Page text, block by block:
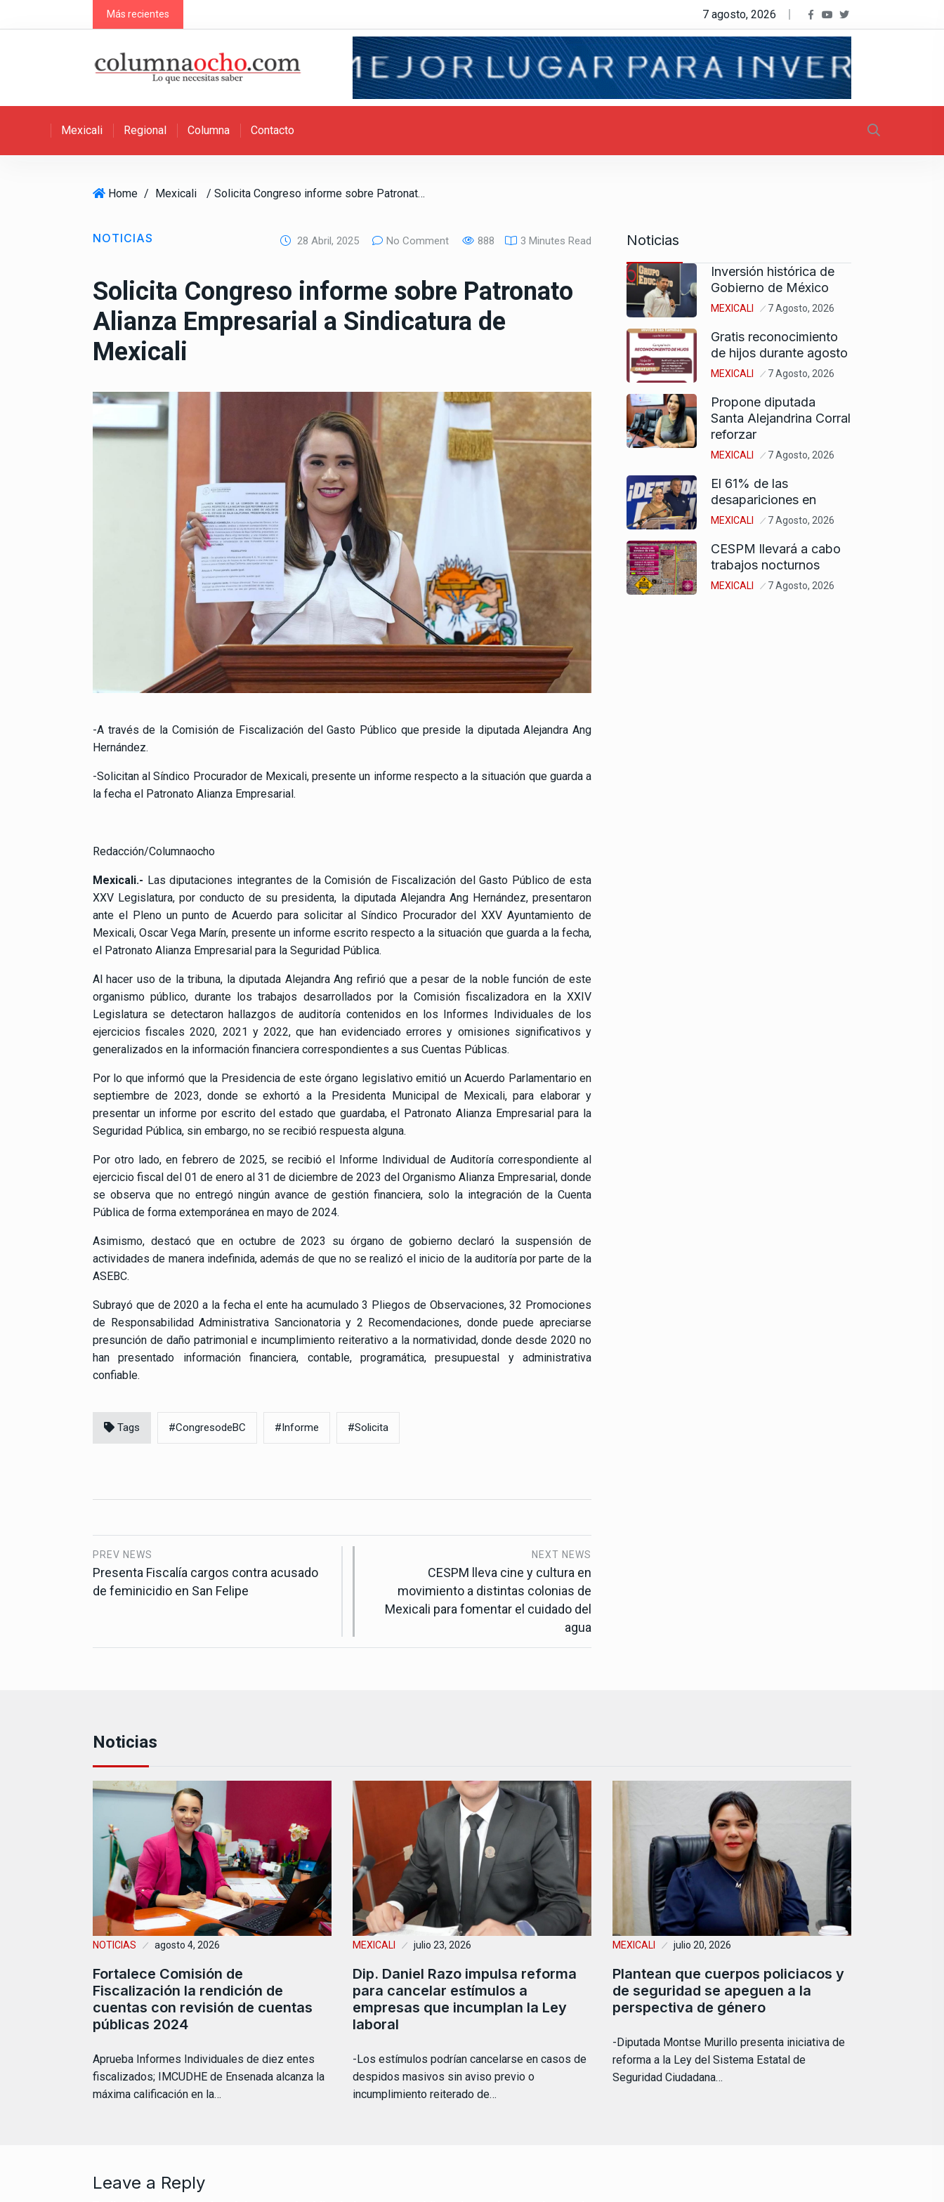
k
Más recientes 7 agosto, 2026
Mexicali Regional Columna Contacto
Home / Mexicali / Solicita Congreso informe sobre Patronato Alianza Empresarial a Sindicatura de Mexicali
NOTICIAS 28 Abril, 2025 No Comment 888 3 Minutes Read
Solicita Congreso informe sobre Patronato
Alianza Empresarial a Sindicatura de
Mexicali
-A través de la Comisión de Fiscalización del Gasto Público que preside la diputada Alejandra Ang
Hernández.
-Solicitan al Síndico Procurador de Mexicali, presente un informe respecto a la situación que guarda a
la fecha el Patronato Alianza Empresarial.
Redacción/Columnaocho
Mexicali.- Las diputaciones integrantes de la Comisión de Fiscalización del Gasto Público de esta
XXV Legislatura, por conducto de su presidenta, la diputada Alejandra Ang Hernández, presentaron
ante el Pleno un punto de Acuerdo para solicitar al Síndico Procurador del XXV Ayuntamiento de
Mexicali, Oscar Vega Marín, presente un informe escrito respecto a la situación que guarda a la fecha,
el Patronato Alianza Empresarial para la Seguridad Pública.
Al hacer uso de la tribuna, la diputada Alejandra Ang refirió que a pesar de la noble función de este
organismo público, durante los trabajos desarrollados por la Comisión fiscalizadora en la XXIV
Legislatura se detectaron hallazgos de auditoría contenidos en los Informes Individuales de los
ejercicios fiscales 2020, 2021 y 2022, que han evidenciado errores y omisiones significativos y
generalizados en la información financiera correspondientes a sus Cuentas Públicas.
Por lo que informó que la Presidencia de este órgano legislativo emitió un Acuerdo Parlamentario en
septiembre de 2023, donde se exhortó a la Presidenta Municipal de Mexicali, para elaborar y
presentar un informe por escrito del estado que guardaba, el Patronato Alianza Empresarial para la
Seguridad Pública, sin embargo, no se recibió respuesta alguna.
Por otro lado, en febrero de 2025, se recibió el Informe Individual de Auditoría correspondiente al
ejercicio fiscal del 01 de enero al 31 de diciembre de 2023 del Organismo Alianza Empresarial, donde
se observa que no entregó ningún avance de gestión financiera, solo la integración de la Cuenta
Pública de forma extemporánea en mayo de 2024.
Asimismo, destacó que en octubre de 2023 su órgano de gobierno declaró la suspensión de
actividades de manera indefinida, además de que no se realizó el inicio de la auditoría por parte de la
ASEBC.
Subrayó que de 2020 a la fecha el ente ha acumulado 3 Pliegos de Observaciones, 32 Promociones
de Responsabilidad Administrativa Sancionatoria y 2 Recomendaciones, donde puede apreciarse
presunción de daño patrimonial e incumplimiento reiterativo a la normatividad, donde desde 2020 no
han presentado información financiera, contable, programática, presupuestal y administrativa
confiable.
Tags #CongresodeBC #Informe #Solicita
PREV NEWS
Presenta Fiscalía cargos contra acusado
de feminicidio en San Felipe
NEXT NEWS
CESPM lleva cine y cultura en
movimiento a distintas colonias de
Mexicali para fomentar el cuidado del
agua
Noticias
Inversión histórica de
Gobierno de México
MEXICALI 7 Agosto, 2026
Gratis reconocimiento
de hijos durante agosto
MEXICALI 7 Agosto, 2026
Propone diputada
Santa Alejandrina Corral
reforzar
MEXICALI 7 Agosto, 2026
El 61% de las
desapariciones en
MEXICALI 7 Agosto, 2026
CESPM llevará a cabo
trabajos nocturnos
MEXICALI 7 Agosto, 2026
Noticias
NOTICIAS agosto 4, 2026
Fortalece Comisión de
Fiscalización la rendición de
cuentas con revisión de cuentas
públicas 2024
Aprueba Informes Individuales de diez entes
fiscalizados; IMCUDHE de Ensenada alcanza la
máxima calificación en la…
MEXICALI julio 23, 2026
Dip. Daniel Razo impulsa reforma
para cancelar estímulos a
empresas que incumplan la Ley
laboral
-Los estímulos podrían cancelarse en casos de
despidos masivos sin aviso previo o
incumplimiento reiterado de…
MEXICALI julio 20, 2026
Plantean que cuerpos policiacos y
de seguridad se apeguen a la
perspectiva de género
-Diputada Montse Murillo presenta iniciativa de
reforma a la Ley del Sistema Estatal de
Seguridad Ciudadana…
Leave a Reply